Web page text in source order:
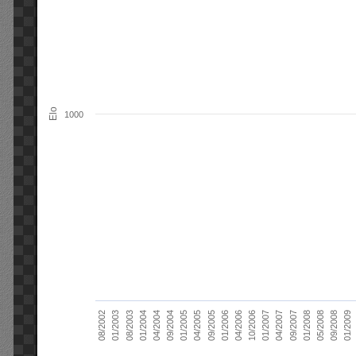
Elo
08/2002 01/2003 08/2003 01/2004 04/2004 09/2004 01/2005 04/2005 09/2005 01/2006 04/2006 10/2006 01/2007 04/2007 09/2007 01/2008 05/2008 09/2008 01/2009
1000